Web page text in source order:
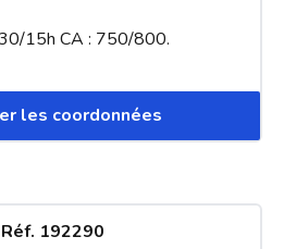
15h CA : 750/800.
les coordonnées
Réf. 192290